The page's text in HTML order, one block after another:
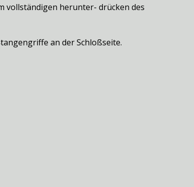
vollständigen herunter- drücken des
an der Schloßseite.